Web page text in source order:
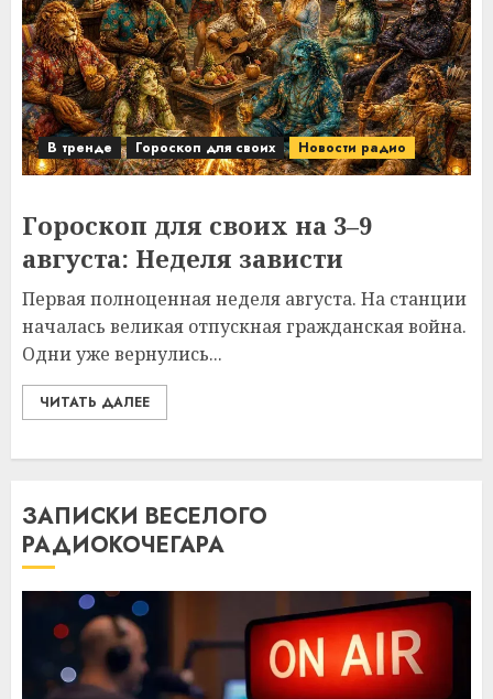
В тренде Гороскоп для своих Новости радио
Гороскоп для своих на 3–9
августа: Неделя зависти
Первая полноценная неделя августа. На станции
началась великая отпускная гражданская война.
Одни уже вернулись...
ЧИТАТЬ ДАЛЕЕ
ЗАПИСКИ ВЕСЕЛОГО
РАДИОКОЧЕГАРА